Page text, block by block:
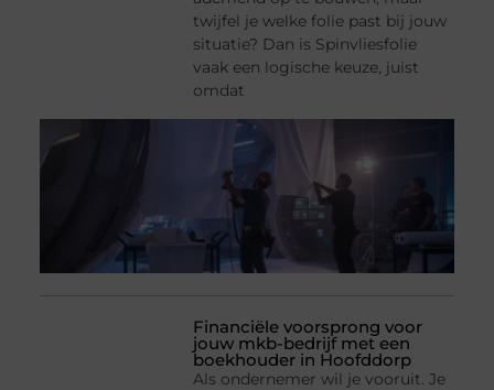
twijfel je welke folie past bij jouw
situatie? Dan is Spinvliesfolie
vaak een logische keuze, juist
omdat
Financiële voorsprong voor
jouw mkb-bedrijf met een
boekhouder in Hoofddorp
Als ondernemer wil je vooruit. Je